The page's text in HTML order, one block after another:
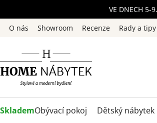
na
obsah
VE DNECH 5-
O nás
Showroom Recenze Rady a tipy
SklademObývací pokoj Dětský nábytek